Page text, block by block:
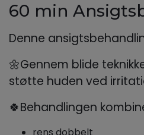
60 min
Denne
🌼Gennem blide
støtte huden ved
🍀Behandlingen